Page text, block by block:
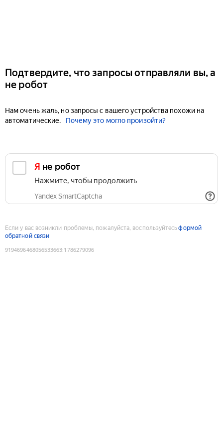
Подтвердите, что запросы отправляли вы, а
не робот
Нам очень жаль, но запросы с вашего устройства похожи на
автоматические.
Почему это могло произойти?
Я не робот
Нажмите, чтобы продолжить
Yandex SmartCaptcha
Если у вас возникли проблемы, пожалуйста, воспользуйтесьформой
обратной связи
9194696468056533663:1786279096